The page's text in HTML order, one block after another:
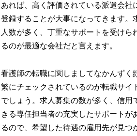
あれば、高く評価されている派遣会社
登録することが大事になってきます。
人数が多く、丁重なサポートを受けら
るのが最適な会社だと言えます。
看護師の転職に関しましてなかんずく
繁にチェックされているのが転職サイ
でしょう。求人募集の数が多く、信用
きる専任担当者の充実したサポートが
るので、希望した待遇の雇用先が見つ